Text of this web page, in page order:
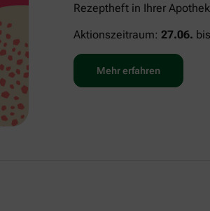
Rezeptheft in Ihrer
Aktionszeitraum: 27.06. bis
Mehr erfahren